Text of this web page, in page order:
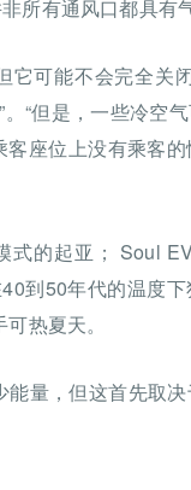
所有通风口都具有
可能不会完全关
“但是，一些冷空
座位上没有乘客
式的起亚； Soul
到50年代的温度
热夏天。
量，但这首先取